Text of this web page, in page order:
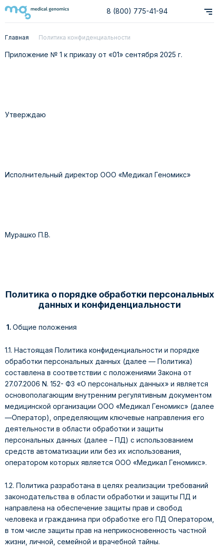
8 (800) 775-41-94
Главная Политика конфиденциальности
Приложение № 1 к приказу от «01» сентября 2025 г.
Утверждаю
Исполнительный директор ООО «Медикал Геномикс»
Мурашко П.В.
Политика о порядке обработки персональных
данных и конфиденциальности
1. Общие положения
1.1. Настоящая Политика конфиденциальности и порядке
обработки персональных данных (далее — Политика)
составлена в соответствии с положениями Закона от
27.07.2006 N. 152- ФЗ «О персональных данных» и является
основополагающим внутренним регулятивным документом
медицинской организации ООО «Медикал Геномикс» (далее
—Оператор), определяющим ключевые направления его
деятельности в области обработки и защиты
персональных данных (далее – ПД) с использованием
средств автоматизации или без их использования,
оператором которых является ООО «Медикал Геномикс».
1.2. Политика разработана в целях реализации требований
законодательства в области обработки и защиты ПД и
направлена на обеспечение защиты прав и свобод
человека и гражданина при обработке его ПД Оператором,
в том числе защиты прав на неприкосновенность частной
жизни, личной, семейной и врачебной тайны.